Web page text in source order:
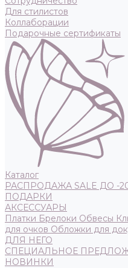
Для стилистов
Коллаборации
Подарочные сертификаты
Каталог
РАСПРОДАЖА SALE ДО -
ПОДАРКИ
АКСЕССУАРЫ
Платки Брелоки Обвесы
для очков Обложки для
ДЛЯ НЕГО
СПЕЦИАЛЬНОЕ
НОВИНКИ